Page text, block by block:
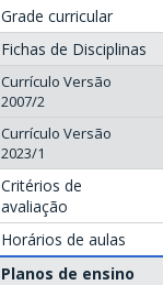
Grade curricular
Fichas de Disciplinas
Currículo Versão
2007/2
Currículo Versão
2023/1
Critérios de
avaliação
Horários de aulas
Planos de ensino